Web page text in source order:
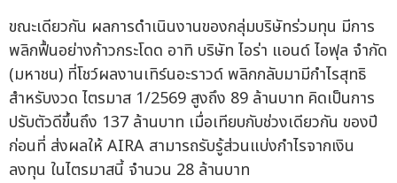
ขณะเดียวกัน ผลการดำเนินงานของกลุ่มบริษัทร่วมทุน มีการ
พลิกฟื้นอย่างก้าวกระโดด อาทิ บริษัท ไอร่า แอนด์ ไอฟุล จำกัด
(มหาชน) ที่โชว์ผลงานเทิร์นอะราวด์ พลิกกลับมามีกำไรสุทธิ
สำหรับงวด ไตรมาส 1/2569 สูงถึง 89 ล้านบาท คิดเป็นการ
ปรับตัวดีขึ้นถึง 137 ล้านบาท เมื่อเทียบกับช่วงเดียวกัน ของปี
ก่อนที่ ส่งผลให้ AIRA สามารถรับรู้ส่วนแบ่งกำไรจากเงิน
ลงทุน ในไตรมาสนี้ จำนวน 28 ล้านบาท